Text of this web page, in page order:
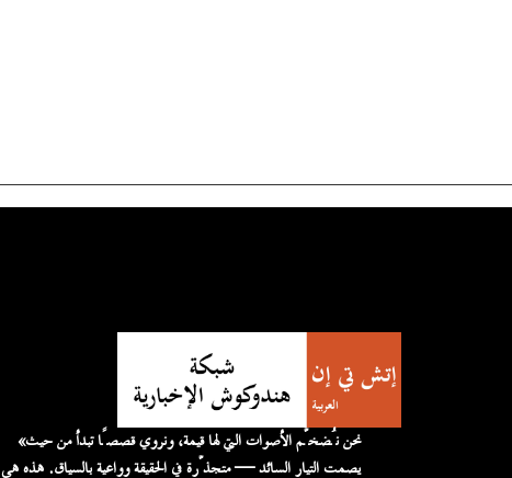
«نحن نُضخّم الأصوات التي لها قيمة، ونروي قصصًا تبدأ من حيث
يصمت التيار السائد — متجذّرة في الحقيقة وواعية بالسياق. هذه هي